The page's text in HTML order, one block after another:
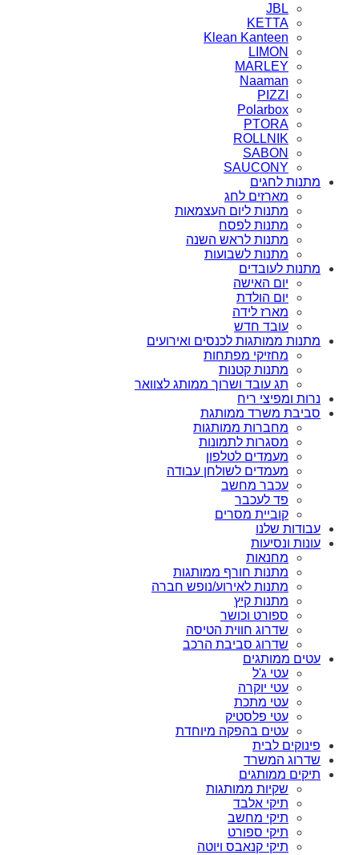
JBL
KETTA
Klean Kanteen
LIMON
MARLEY
Naaman
PIZZI
Polarbox
PTORA
ROLLNIK
SABON
SAUCONY
מתנות לחגים
מארזים לחג
מתנות ליום העצמאות
מתנות לפסח
מתנות לראש השנה
מתנות לשבועות
מתנות לעובדים
יום האישה
יום הולדת
מארז לידה
עובד חדש
מתנות ממותגות לכנסים ואירועים
מחזיקי מפתחות
מתנות קטנות
תג עובד ושרוך ממותג לצוואר
נרות ומפיצי ריח
סביבת משרד ממותגת
מחברות ממותגות
מסגרות לתמונות
מעמדים לטלפון
מעמדים לשולחן עבודה
עכבר מחשב
פד לעכבר
קוביית מסרים
עבודות שלנו
עונות ונסיעות
מחנאות
מתנות חורף ממותגות
מתנות לאירוע/נופש חברה
מתנות קיץ
ספורט וכושר
שדרוג חווית הטיסה
שדרוג סביבת הרכב
עטים ממותגים
עטי ג'ל
עטי יוקרה
עטי מתכת
עטי פלסטיק
עטים בהפקה מיוחדת
פינוקים לבית
שדרוג המשרד
תיקים ממותגים
שקיות ממותגות
תיקי אלבד
תיקי מחשב
תיקי ספורט
תיקי קנאבס ויוטה